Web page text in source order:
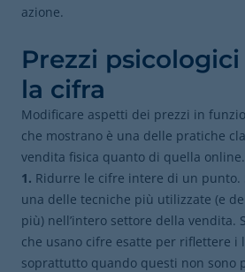
azione.
Prezzi
la cifra
Modificare aspetti dei prezzi in
che mostrano è una delle pratiche
vendita fisica quanto di quella online.
1. Ridurre le cifre intere di un punto.
una delle tecniche più utilizzate (e
più) nell’intero settore della vendita.
che usano cifre esatte per riflettere i
soprattutto quando questi non sono